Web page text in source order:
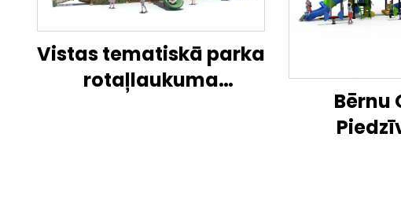
Vistas tematiskā parka
rotaļlaukuma
Bērnu